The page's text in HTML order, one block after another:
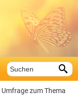

Umfrage zum Thema